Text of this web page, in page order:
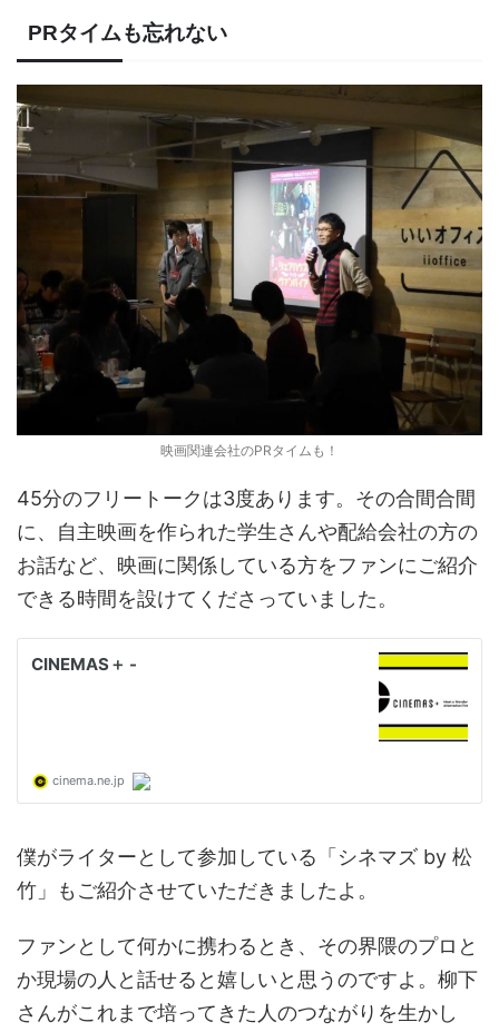
PRタイムも忘れない
映画関連会社のPRタイムも！
45分のフリートークは3度あります。その合間合間
に、自主映画を作られた学生さんや配給会社の方の
お話など、映画に関係している方をファンにご紹介
できる時間を設けてくださっていました。
僕がライターとして参加している「シネマズ by 松
竹」もご紹介させていただきましたよ。
ファンとして何かに携わるとき、その界隈のプロと
か現場の人と話せると嬉しいと思うのですよ。柳下
さんがこれまで培ってきた人のつながりを生かし